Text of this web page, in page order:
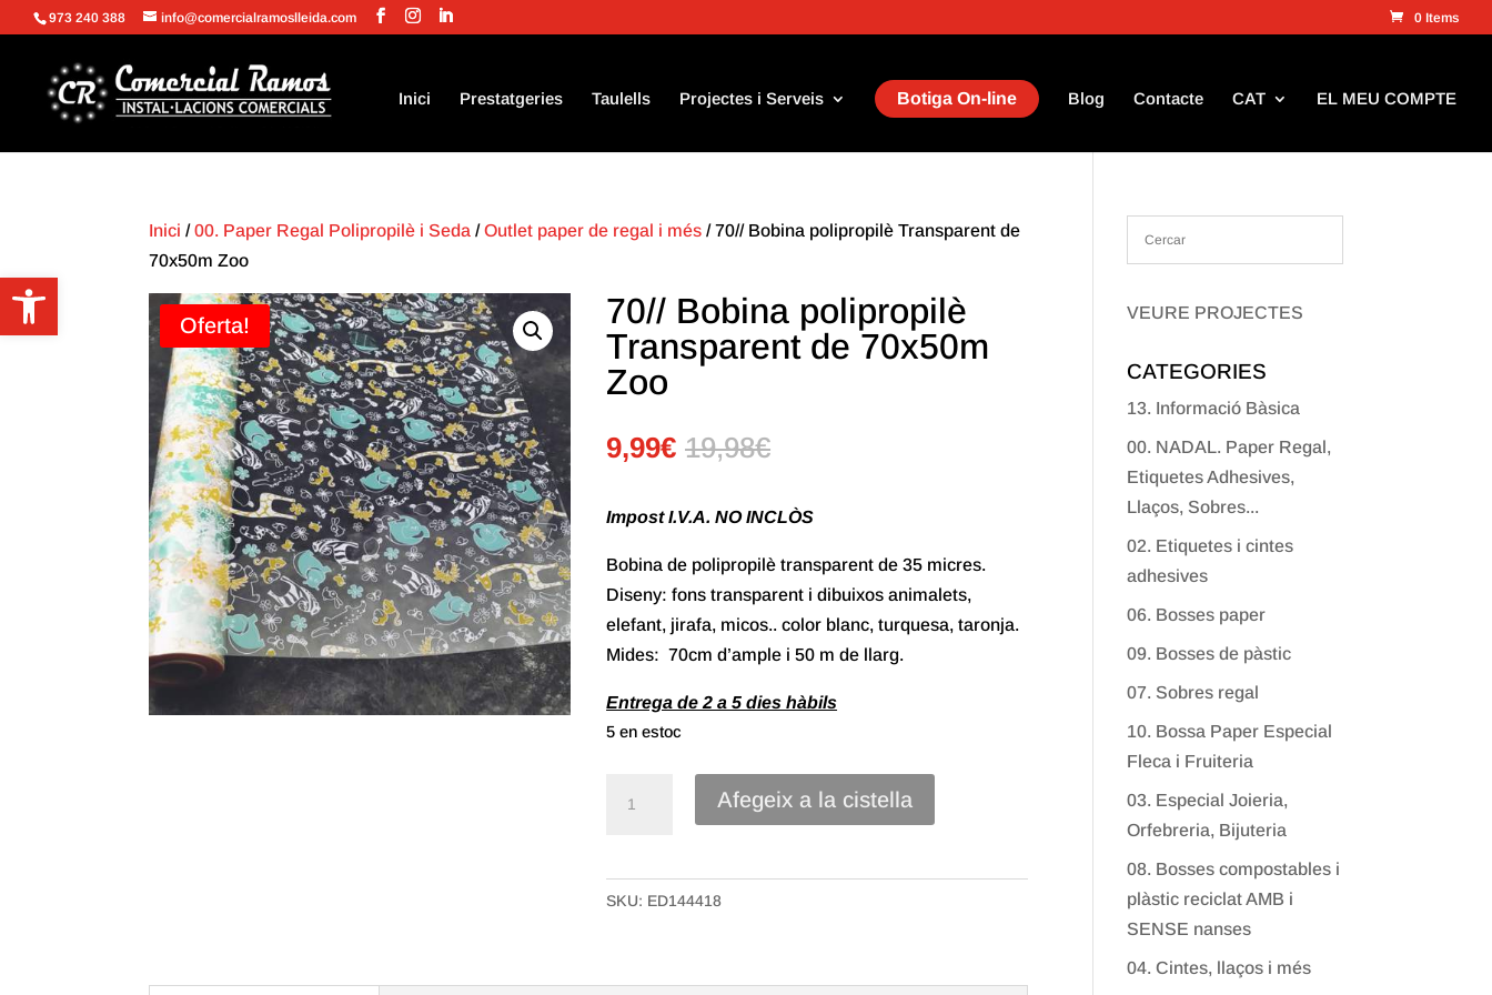
Obre la barra d'eines
973 240 388 info@comercialramoslleida.com 0 Items
Inici Prestatgeries Taulells Projectes i Serveis Botiga On-line Blog Contacte CAT EL MEU COMPTE
Inici /00. Paper Regal Polipropilè i Seda /Outlet paper de regal i més / 70// Bobina polipropilè Transparent de
70x50m Zoo
Oferta!
70// Bobina polipropilè
Transparent de 70x50m
Zoo
9,99€ 19,98€
Impost I.V.A. NO INCLÒS
Bobina de polipropilè transparent de 35 micres.
Diseny: fons transparent i dibuixos animalets,
elefant, jirafa, micos.. color blanc, turquesa, taronja.
Mides: 70cm d’ample i 50 m de llarg.
Entrega de 2 a 5 dies hàbils
5 en estoc
Bobina
polipropilè
Afegeix a la cistella
SKU: ED144418
VEURE PROJECTES
CATEGORIES
13. Informació Bàsica
00. NADAL. Paper Regal,
Etiquetes Adhesives,
Llaços, Sobres...
02. Etiquetes i cintes
adhesives
06. Bosses paper
09. Bosses de pàstic
07. Sobres regal
10. Bossa Paper Especial
Fleca i Fruiteria
03. Especial Joieria,
Orfebreria, Bijuteria
08. Bosses compostables i
plàstic reciclat AMB i
SENSE nanses
04. Cintes, llaços i més